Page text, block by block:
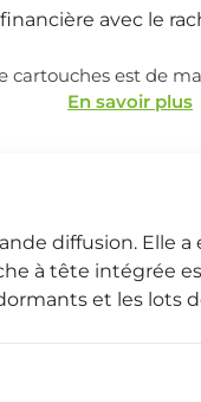
avec le
cartouches est de
En savoir plus
diffusion. Elle
à tête intégrée
et les